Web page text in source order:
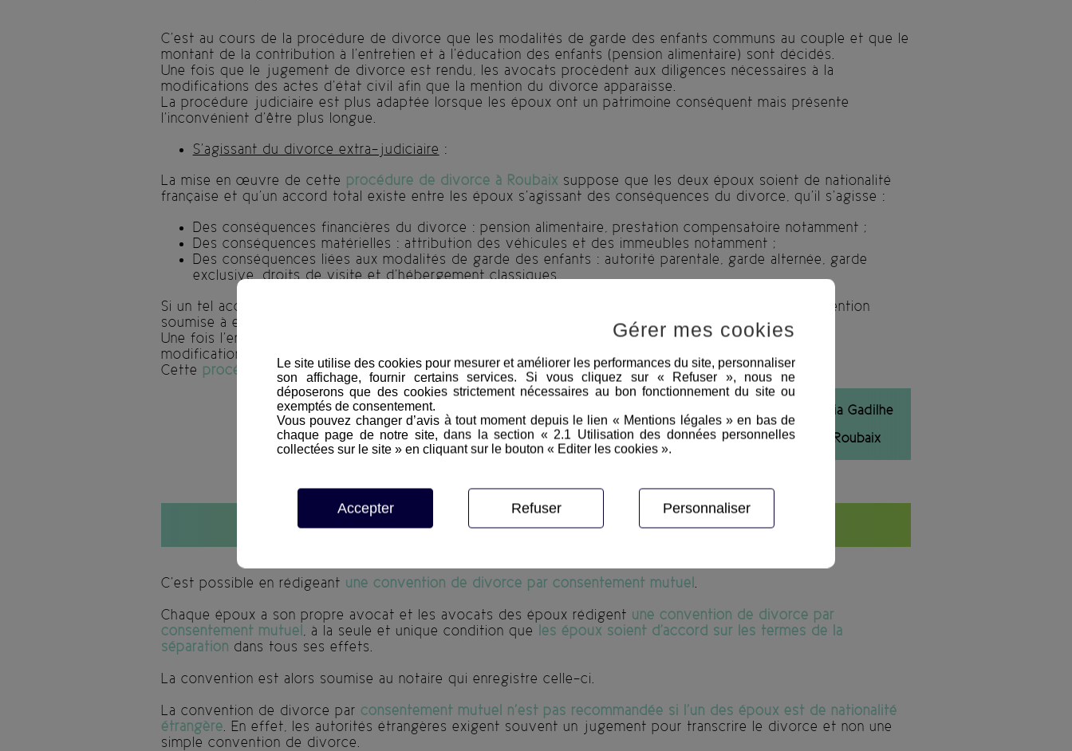
C’est au cours de la procédure de divorce que les modalités de garde des enfants communs au couple et que le
montant de la contribution à l’entretien et à l’éducation des enfants (pension alimentaire) sont décidés.
Une fois que le jugement de divorce est rendu, les avocats procèdent aux diligences nécessaires à la
modifications des actes d’état civil afin que la mention du divorce apparaisse.
La procédure judiciaire est plus adaptée lorsque les époux ont un patrimoine conséquent mais présente
l’inconvénient d’être plus longue.
S’agissant du divorce extra-judiciaire :
La mise en œuvre de cette procédure de divorce à Roubaix suppose que les deux époux soient de nationalité
française et qu’un accord total existe entre les époux s’agissant des conséquences du divorce, qu’il s’agisse :
Des conséquences financières du divorce : pension alimentaire, prestation compensatoire notamment ;
Des conséquences matérielles : attribution des véhicules et des immeubles notamment ;
Des conséquences liées aux modalités de garde des enfants : autorité parentale, garde alternée, garde
exclusive, droits de visite et d’hébergement classiques.
Si un tel accord existe, une convention de divorce est rédigée par les avocats des deux époux, convention
soumise à enregistrement par le notaire.
Une fois l’enregistrement réalisé par le notaire, les avocats procèdent aux diligences nécessaires à la
modifications des actes d’état civil afin que la mention du divorce apparaisse.
Cette procédure de divorce à Roubaix est simpleet présente l’avantage de la rapidité.
Contactez Maitre Julia Gadilhe
Avocat divorce à Roubaix
Peut-on divorcer sans passer devant un juge ?
C’est possible en rédigeant une convention de divorce par consentement mutuel
Chaque époux a son propre avocat et les avocats des époux rédigent une convention de divorce par
consentement mutuel
, à la seule et unique condition que les époux soient d'accord sur les termes de la
séparation dans tous ses effets.
La convention est alors soumise au notaire qui enregistre celle-ci.
La convention de divorce par consentement mutuel n’est pas recommandée si l’un des époux est de nationalité
étrangère . En effet, les autorités étrangères exigent souvent un jugement pour transcrire le divorce et non une
simple convention de divorce.
Gérer mes cookies
Le site utilise des cookies pour mesurer et améliorer les performances du site, personnaliser
son affichage, fournir certains services. Si vous cliquez sur « Refuser », nous ne
déposerons que des cookies strictement nécessaires au bon fonctionnement du site ou
exemptés de consentement.
Vous pouvez changer d’avis à tout moment depuis le lien « Mentions légales » en bas de
chaque page de notre site, dans la section « 2.1 Utilisation des données personnelles
collectées sur le site » en cliquant sur le bouton « Editer les cookies ».
Accepter Refuser Personnaliser